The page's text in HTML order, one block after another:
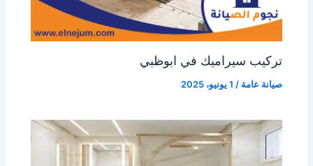
تركيب سيراميك في ابوظبي
صيانة عامة / 1 يونيو، 2025